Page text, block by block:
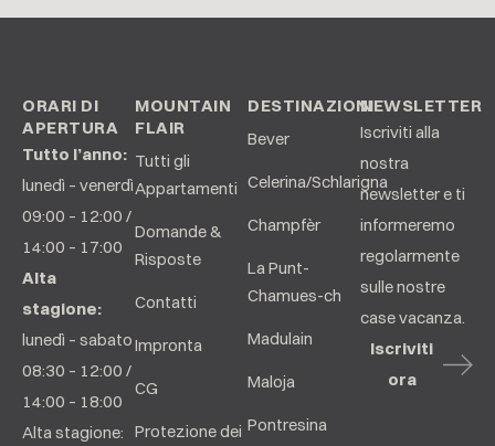
ORARI DI
APERTURA
Tutto l’anno:
lunedì – venerdì
09:00 – 12:00 /
14:00 – 17:00
Alta
stagione:
lunedì – sabato
08:30 – 12:00 /
14:00 – 18:00
Alta stagione:
MOUNTAIN
FLAIR
Tutti gli
Appartamenti
Domande &
Risposte
Contatti
Impronta
CG
Protezione dei
DESTINAZIONI
Bever
Celerina/Schlarigna
Champfèr
La Punt-
Chamues-ch
Madulain
Maloja
Pontresina
NEWSLETTER
Iscriviti alla
nostra
newsletter e ti
informeremo
regolarmente
sulle nostre
case vacanza.
Iscriviti
ora